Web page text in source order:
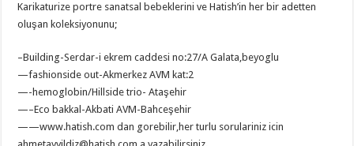
Karikaturize portre sanatsal bebeklerini ve Hatish’in her bir adetten
oluşan koleksiyonunu;
–Building-Serdar-i ekrem caddesi no:27/A Galata,beyoglu
—fashionside out-Akmerkez AVM kat:2
—-hemoglobin/Hillside trio- Ataşehir
—–Eco bakkal-Akbati AVM-Bahceşehir
——www.hatish.com dan gorebilir,her turlu sorulariniz icin